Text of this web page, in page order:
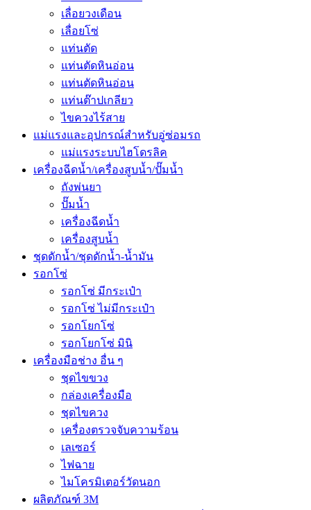
เลื่อยวงเดือน
เลื่อยโซ่
แท่นตัด
แท่นตัดหินอ่อน
แท่นตัดหินอ่อน
แท่นต๊าปเกลียว
ไขควงไร้สาย
แม่แรงและอุปกรณ์สำหรับอู่ซ่อมรถ
แม่แรงระบบไฮโดรลิค
เครื่องฉีดน้ำ/เครื่องสูบน้ำ/ปั๊มน้ำ
ถังพ่นยา
ปั๊มน้ำ
เครื่องฉีดน้ำ
เครื่องสูบน้ำ
ชุดดักน้ำ/ชุดดักน้ำ-น้ำมัน
รอกโซ่
รอกโซ่ มีกระเป๋า
รอกโซ่ ไม่มีกระเป๋า
รอกโยกโซ่
รอกโยกโซ่ มินิ
เครื่องมือช่าง อื่น ๆ
ชุดไขขวง
กล่องเครื่องมือ
ชุดไขควง
เครื่องตรวจจับความร้อน
เลเซอร์
ไฟฉาย
ไมโครมิเตอร์วัดนอก
ผลิตภัณฑ์ 3M